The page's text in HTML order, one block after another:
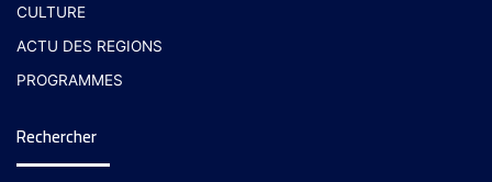
CULTURE
ACTU DES REGIONS
PROGRAMMES
Rechercher